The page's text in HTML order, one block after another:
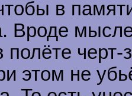
в
Вроде
черт-
этом не